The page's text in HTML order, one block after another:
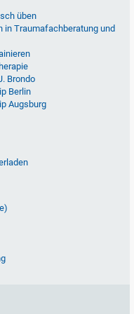
üben
Traumafachberatung und
Brondo
Berlin
Augsburg